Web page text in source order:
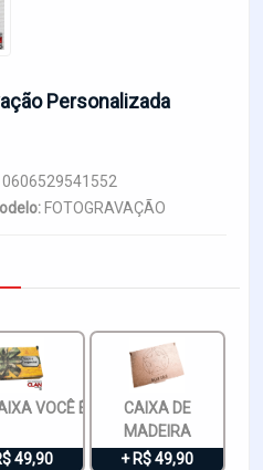
Personalizada
0606529541552
FOTOGRAVAÇÃO
VOCÊ É ESPECIAL
49,90
CAIXA DE
MADEIRA
+ R$ 49,90